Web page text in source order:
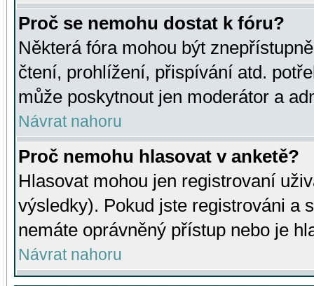
Proč se nemohu dostat k fóru?
Některá fóra mohou být
čtení, prohlížení, přispívání atd.
může poskytnout jen moderátor a
Návrat nahoru
Proč nemohu hlasovat v anketě?
Hlasovat mohou jen registrovaní
výsledky). Pokud jste registrováni a
nemáte oprávněný přístup nebo je
Návrat nahoru